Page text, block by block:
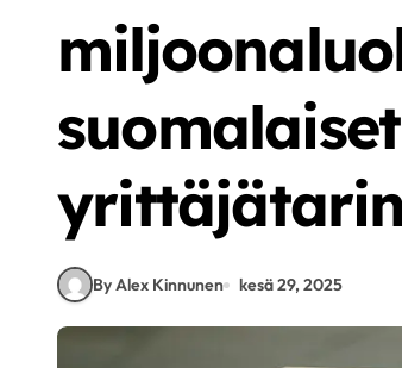
By Alex Kinnunen kesä 29, 2025